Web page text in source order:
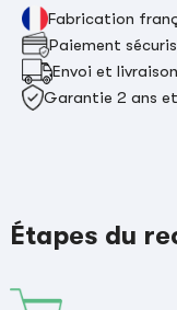
Fabrication
Paiement
Envoi et
Garantie 2 ans et
Étapes du